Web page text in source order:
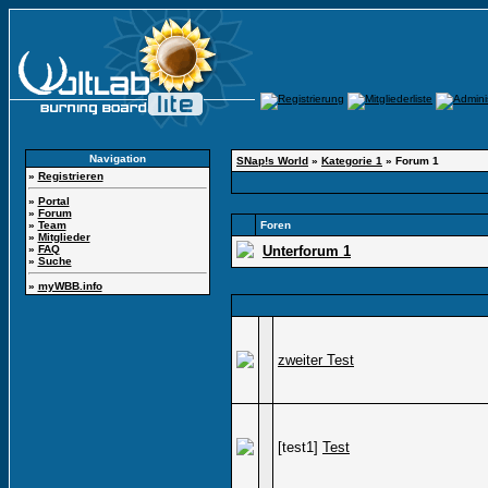
Navigation
» Registrieren
» Portal
» Forum
» Team
» Mitglieder
» FAQ
» Suche
» myWBB.info
SNap!s World » Kategorie 1 » Forum 1
Foren
Unterforum 1
zweiter Test
[test1] Test